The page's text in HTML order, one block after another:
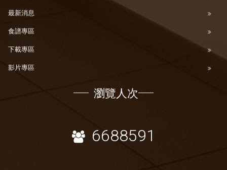
最新消息
食譜專區
下載專區
影片專區
瀏覽人次
6688591